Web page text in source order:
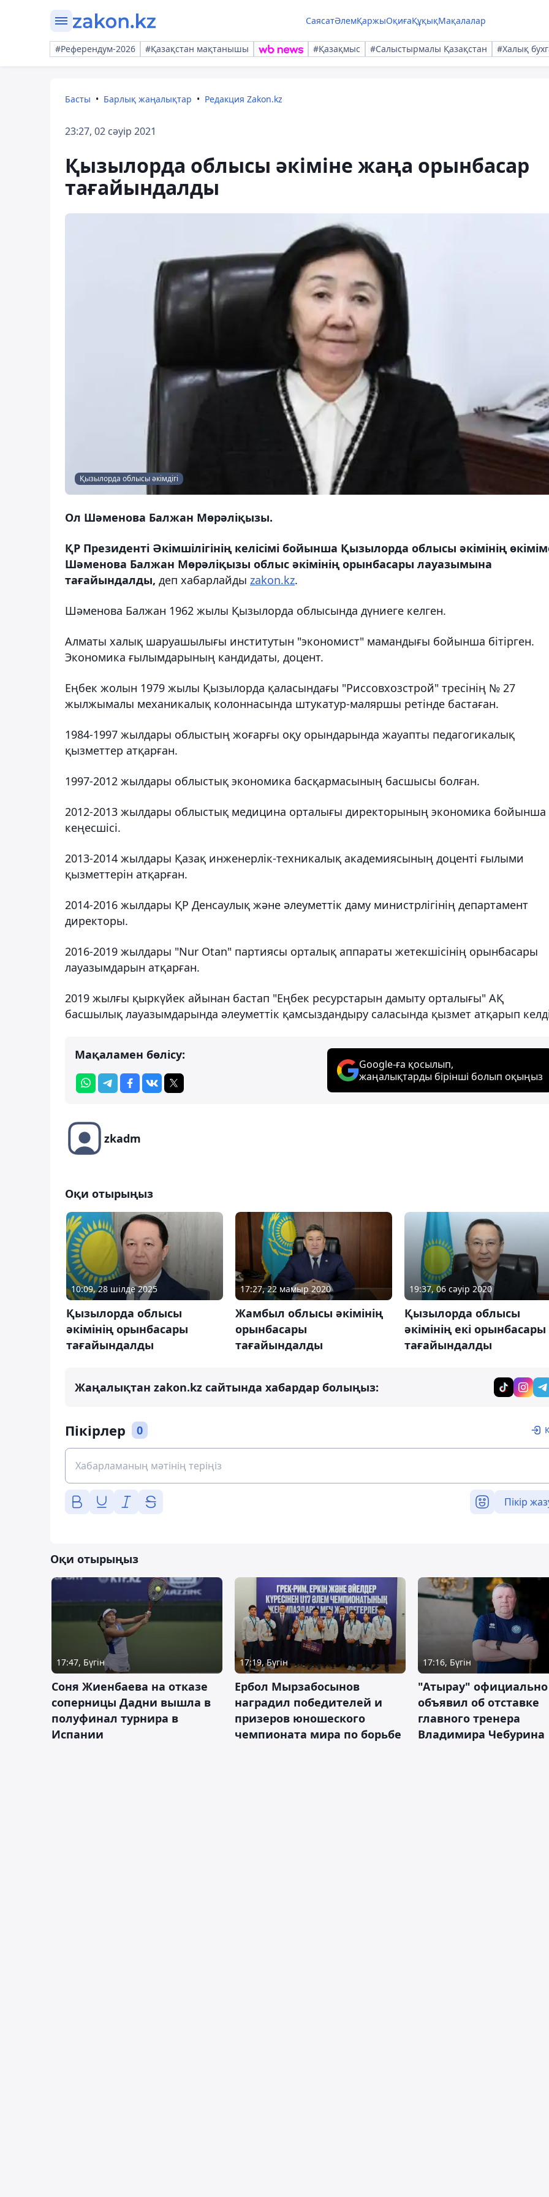
СаясатӘлемҚаржыОқиғаҚұқықМақалалар
#Референдум-2026 #Қазақстан мақтанышы #Қазақмыс #Салыстырмалы Қазақстан #Халық
Басты Барлық жаңалықтар Редакция Zakon.kz
23:27, 02 сәуір 2021
Қызылорда облысы әкіміне жаңа орынбасар
тағайындалды
Қызылорда облысы әкімдігі
Ол Шәменова Балжан Мөрәліқызы.
ҚР Президенті Әкімшілігінің келісімі бойынша Қызылорда облысы әкімінің
Шәменова Балжан Мөрәліқызы облыс әкімінің орынбасары лауазымына
тағайындалды, деп хабарлайды zakon.kz.
Шәменова Балжан 1962 жылы Қызылорда облысында дүниеге келген.
Алматы халық шаруашылығы институтын "экономист" мамандығы бойынша бітірген.
Экономика ғылымдарының кандидаты, доцент.
Еңбек жолын 1979 жылы Қызылорда қаласындағы "Риссовхозстрой" тресінің № 27
жылжымалы механикалық колоннасында штукатур-маляршы ретінде бастаған.
1984-1997 жылдары облыстың жоғарғы оқу орындарында жауапты педагогикалық
қызметтер атқарған.
1997-2012 жылдары облыстық экономика басқармасының басшысы болған.
2012-2013 жылдары облыстық медицина орталығы директорының экономика бойынша
кеңесшісі.
2013-2014 жылдары Қазақ инженерлік-техникалық академиясының доценті ғылыми
қызметтерін атқарған.
2014-2016 жылдары ҚР Денсаулық және әлеуметтік даму министрлігінің департамент
директоры.
2016-2019 жылдары "Nur Otan" партиясы орталық аппараты жетекшісінің орынбасары
лауазымдарын атқарған.
2019 жылғы қыркүйек айынан бастап "Еңбек ресурстарын дамыту орталығы" АҚ
басшылық лауазымдарында әлеуметтік қамсыздандыру саласында қызмет атқарып
Мақаламен бөлісу:
Google-ға қосылып,
жаңалықтарды бірінші болып оқыңыз
zkadm
Оқи отырыңыз
10:09, 28 шілде 2025
Қызылорда облысы
әкімінің орынбасары
тағайындалды
17:27, 22 мамыр 2020
Жамбыл облысы әкімінің
орынбасары
тағайындалды
19:37, 06 сәуір 2020
Қызылорда облысы
әкімінің екі орынбасары
тағайындалды
Жаңалықтан zakon.kz сайтында хабардар болыңыз:
Пікірлер 0
Пікір
Оқи отырыңыз
17:47, Бүгін
Соня Жиенбаева на отказе
соперницы Дадни вышла в
полуфинал турнира в
Испании
17:19, Бүгін
Ербол Мырзабосынов
наградил победителей и
призеров юношеского
чемпионата мира по борьбе
17:16, Бүгін
"Атырау" официально
объявил об отставке
главного тренера
Владимира Чебурина